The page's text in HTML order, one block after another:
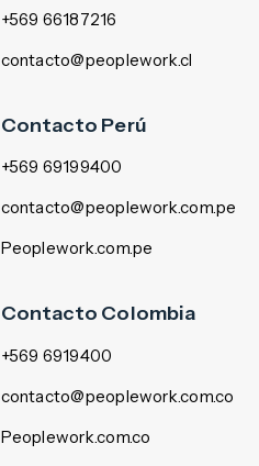
+569 66187216
contacto@peoplework.cl
Contacto Perú
+569 69199400
contacto@peoplework.com.pe
Peoplework.com.pe
Contacto Colombia
+569 6919400
contacto@peoplework.com.co
Peoplework.com.co